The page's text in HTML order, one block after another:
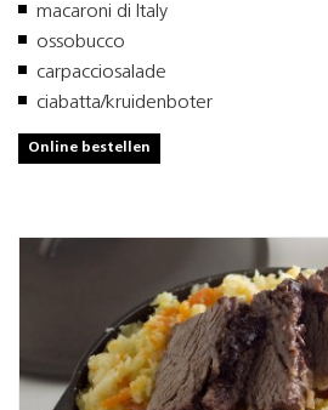
macaroni di Italy
ossobucco
carpacciosalade
ciabatta/kruidenboter
Online bestellen